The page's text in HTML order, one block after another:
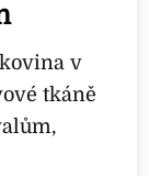
v
tkáně